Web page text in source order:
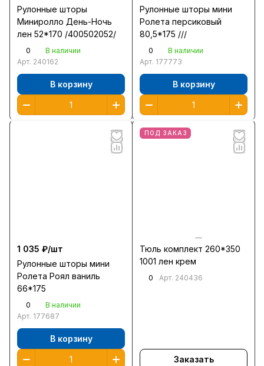
Рулонные шторы
Миниролло День-Ночь
лен 52*170 /400502052/
0
В наличии
Арт. 240162
В корзину
Рулонные шторы мини
Ролета персиковый
80,5*175 ///
0
В наличии
Арт. 177773
В корзину
1 035 ₽/шт
Рулонные шторы мини
Ролета Роял ваниль
66*175
0
В наличии
Арт. 177687
В корзину
ПОД ЗАКАЗ
Тюль комплект 260*350
1001 лен крем
0 Арт. 240436
Заказать